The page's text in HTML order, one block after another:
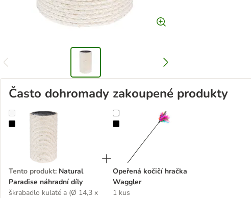
Často dohromady zakoupené produkty
Natural Paradise náhradní díly
Tento produkt: Natural
Paradise náhradní díly
škrabadlo kulaté a (Ø 14,3 x
Opeřená kočičí hračka Waggler
Opeřená kočičí hračka
Waggler
1 kus